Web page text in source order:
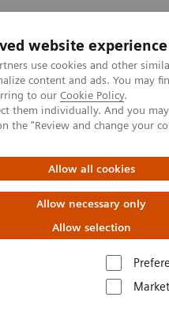
website experience
use cookies and other
content and ads. You may
to our Cookie Policy.
them individually. And you
the "Review and change your
Allow all cookies
Allow necessary only
Allow selection
Fachbereiche
applications
teamplay Dose